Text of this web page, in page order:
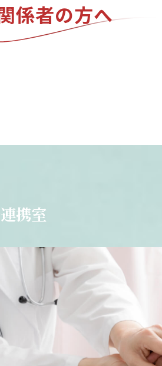
係者の方へ
携室